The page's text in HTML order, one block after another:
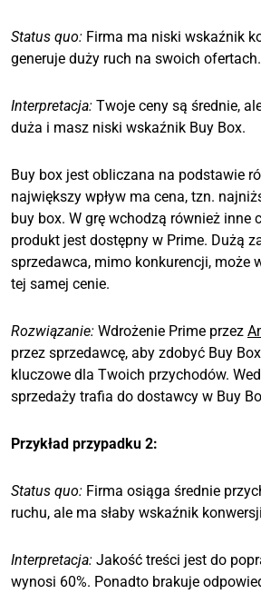
Status quo: Firma ma niski wskaźnik
generuje duży ruch na swoich ofertach.
Interpretacja: Twoje ceny są średnie,
duża i masz niski wskaźnik Buy Box.
Buy box jest obliczana na podstawie
największy wpływ ma cena, tzn.
buy box. W grę wchodzą również inne
produkt jest dostępny w Prime. Dużą
sprzedawca, mimo konkurencji, może
tej samej cenie.
Rozwiązanie: Wdrożenie Prime przez
przez sprzedawcę, aby zdobyć Buy
kluczowe dla Twoich przychodów.
sprzedaży trafia do dostawcy w Buy
Przykład przypadku 2:
Status quo: Firma osiąga średnie
ruchu, ale ma słaby wskaźnik
Interpretacja: Jakość treści jest do
wynosi 60%. Ponadto brakuje